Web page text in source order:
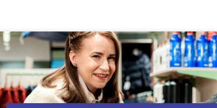
Siirry sisältöön